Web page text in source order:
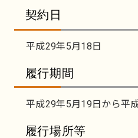
契約日
平成29年5月18日
履行期間
平成29年5月19日から平
履行場所等